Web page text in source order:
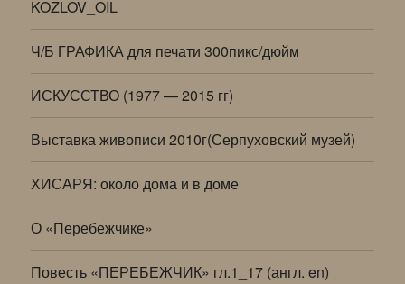
KOZLOV_OIL
Ч/Б ГРАФИКА для печати 300пикс/дюйм
ИСКУССТВО (1977 — 2015 гг)
Выставка живописи 2010г(Серпуховский музей)
ХИСАРЯ: около дома и в доме
О «Перебежчике»
Повесть «ПЕРЕБЕЖЧИК» гл.1_17 (англ. en)